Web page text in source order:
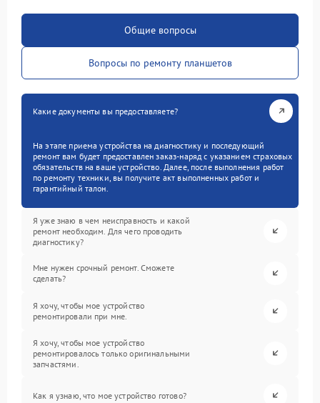
Общие вопросы
Вопросы по ремонту планшетов
Какие документы вы предоставляете?
На этапе приема устройства на диагностику и последующий
ремонт вам будет предоставлен заказ-наряд с указанием страховых
обязательств на ваше устройство. Далее, после выполнения работ
по ремонту техники, вы получите акт выполненных работ и
гарантийный талон.
Я уже знаю в чем неисправность и какой
ремонт необходим. Для чего проводить
диагностику?
Мне нужен срочный ремонт. Сможете
сделать?
Я хочу, чтобы мое устройство
ремонтировали при мне.
Я хочу, чтобы мое устройство
ремонтировалось только оригинальными
запчастями.
Как я узнаю, что мое устройство готово?